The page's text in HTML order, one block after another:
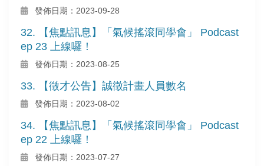
發佈日期：2023-09-28
32. 【焦點訊息】「氣候搖滾同學會」 Podcast
ep 23 上線囉！
發佈日期：2023-08-25
33. 【徵才公告】誠徵計畫人員數名
發佈日期：2023-08-02
34. 【焦點訊息】「氣候搖滾同學會」 Podcast
ep 22 上線囉！
發佈日期：2023-07-27